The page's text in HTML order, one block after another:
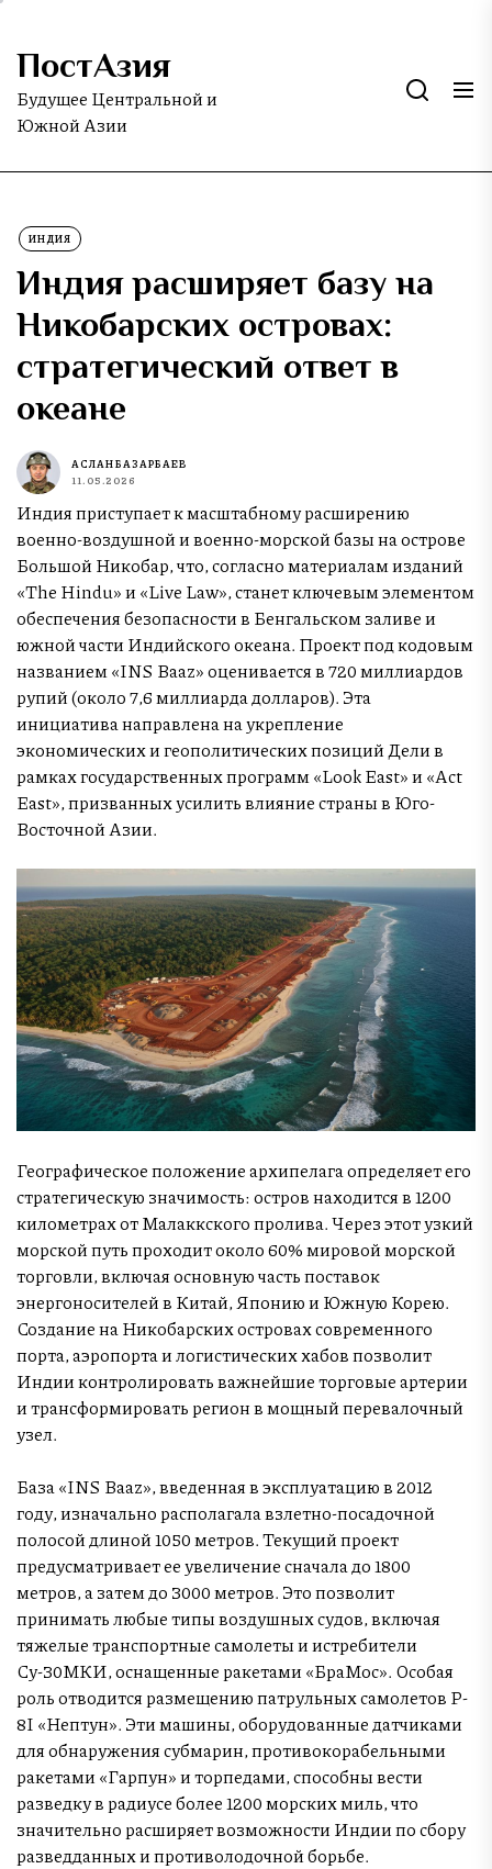
Skip
the
content
ПостАзия
Будущее Центральной и
Южной Азии
ИНДИЯ
Индия расширяет базу на
Никобарских островах:
стратегический ответ в
океане
АСЛАН БАЗАРБАЕВ
11.05.2026
Индия приступает к масштабному расширению
военно-воздушной и военно-морской базы на острове
Большой Никобар, что, согласно материалам изданий
«The Hindu» и «Live Law», станет ключевым элементом
обеспечения безопасности в Бенгальском заливе и
южной части Индийского океана. Проект под кодовым
названием «INS Baaz» оценивается в 720 миллиардов
рупий (около 7,6 миллиарда долларов). Эта
инициатива направлена на укрепление
экономических и геополитических позиций Дели в
рамках государственных программ «Look East» и «Act
East», призванных усилить влияние страны в Юго-
Восточной Азии.
Географическое положение архипелага определяет его
стратегическую значимость: остров находится в 1200
километрах от Малаккского пролива. Через этот узкий
морской путь проходит около 60% мировой морской
торговли, включая основную часть поставок
энергоносителей в Китай, Японию и Южную Корею.
Создание на Никобарских островах современного
порта, аэропорта и логистических хабов позволит
Индии контролировать важнейшие торговые артерии
и трансформировать регион в мощный перевалочный
узел.
База «INS Baaz», введенная в эксплуатацию в 2012
году, изначально располагала взлетно-посадочной
полосой длиной 1050 метров. Текущий проект
предусматривает ее увеличение сначала до 1800
метров, а затем до 3000 метров. Это позволит
принимать любые типы воздушных судов, включая
тяжелые транспортные самолеты и истребители
Су-30МКИ, оснащенные ракетами «БраМос». Особая
роль отводится размещению патрульных самолетов P-
8I «Нептун». Эти машины, оборудованные датчиками
для обнаружения субмарин, противокорабельными
ракетами «Гарпун» и торпедами, способны вести
разведку в радиусе более 1200 морских миль, что
значительно расширяет возможности Индии по сбору
разведданных и противолодочной борьбе.